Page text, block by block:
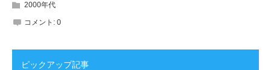
2000年代
コメント: 0
ピックアップ記事